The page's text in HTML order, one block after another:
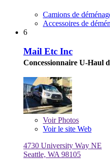
Camions de
Accessoires de
6
Mail Etc Inc
Concessionnaire U-Haul
VoirPhotos
Voir le site Web
4730 University Way NE
Seattle, WA 98105